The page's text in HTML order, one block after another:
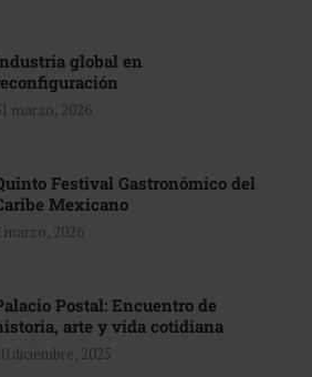
global en
marzo, 2026
Festival Gastronómico del
Mexicano
marzo, 2026
Postal: Encuentro de
arte y vida cotidiana
diciembre, 2025